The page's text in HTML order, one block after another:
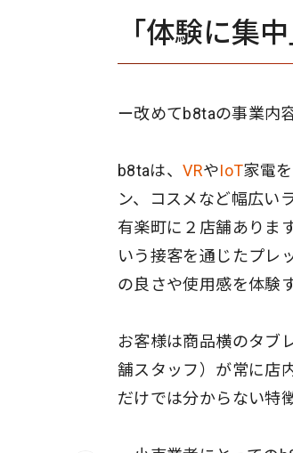
「体験に集
ー改めてb8taの事業内
b8taは、VRやIoT家電
ン、コスメなど幅広い
有楽町に２店舗ありま
いう接客を通じたプレ
の良さや使用感を体験
お客様は商品横のタブ
舗スタッフ）が常に店
だけでは分からない特